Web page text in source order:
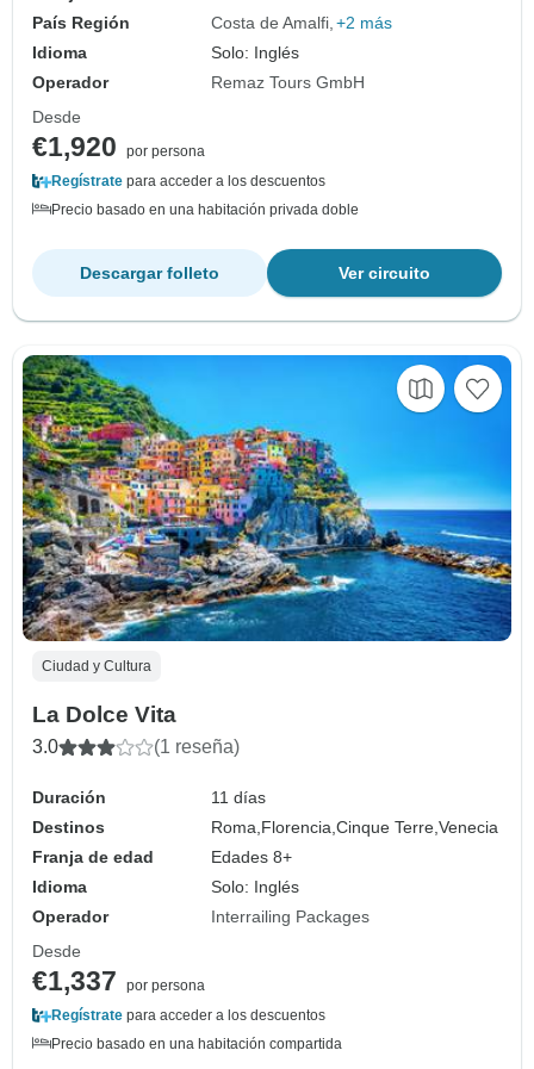
País Región
Costa de Amalfi +2 más
Idioma
Solo: Inglés
Operador
Remaz Tours GmbH
Desde
€1,920
por persona
Regístrate para acceder a los descuentos
Precio basado en una habitación privada doble
Ver circuito
Descargar folleto
Ciudad y Cultura
La Dolce Vita
3.0 (1 reseña)
Duración
11 días
Destinos
Roma, Florencia,Cinque Terre,Venecia
Franja de edad
Edades 8+
Idioma
Solo: Inglés
Operador
Interrailing Packages
Desde
€1,337
por persona
Regístrate para acceder a los descuentos
Precio basado en una habitación compartida